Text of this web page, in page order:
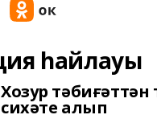
һайлауы
Хозур
сихәте алып